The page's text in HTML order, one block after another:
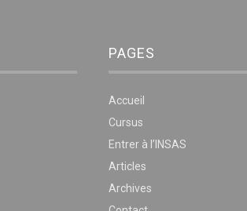
PAGES
Accueil
Cursus
Entrer à l’INSAS
Articles
Archives